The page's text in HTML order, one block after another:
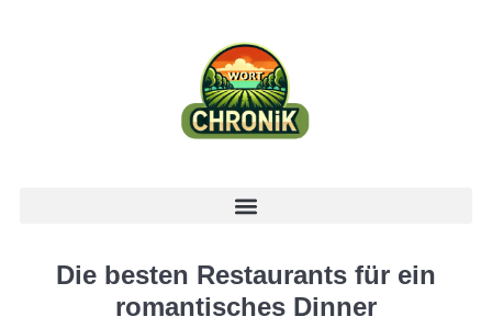
Die besten Restaurants für ein
romantisches Dinner